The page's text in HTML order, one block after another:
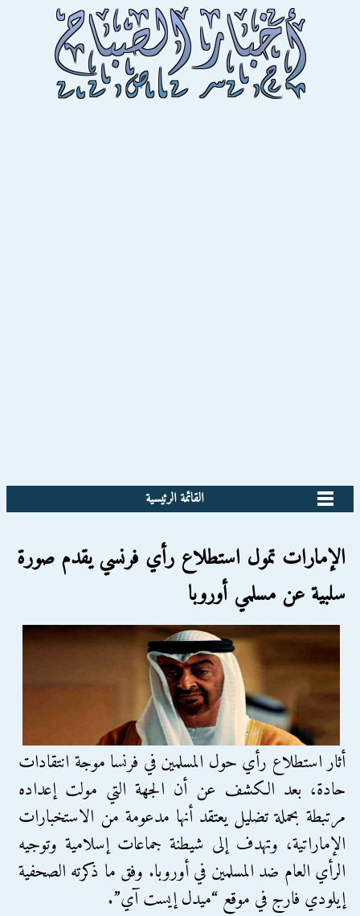
القائمة الرئيسية
الإمارات تمول استطلاع رأي فرنسي يقدم صورة
سلبية عن مسلمي أوروبا
أثار استطلاع رأي حول المسلمين في فرنسا موجة انتقادات
حادة، بعد الكشف عن أن الجهة التي مولت إعداده
مرتبطة بحملة تضليل يعتقد أنها مدعومة من الاستخبارات
الإماراتية، وتهدف إلى شيطنة جماعات إسلامية وتوجيه
الرأي العام ضد المسلمين في أوروبا. وفق ما ذكرته الصحفية
إيلودي فارج في موقع “ميدل إيست آي”.